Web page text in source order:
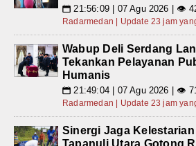
📅 21:56:09 | 07 Agu 2026 | 👁
Radarmedan | Update 23 jam
Wabup Deli Serdang
Tekankan Pelayanan
Humanis
📅 21:49:04 | 07 Agu 2026 | 👁
Radarmedan | Update 23 jam
Sinergi Jaga Kelestarian
Tapanuli Utara Gotong